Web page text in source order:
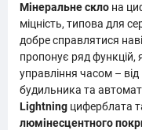
Мінеральне скло на
міцність, типова для
добре справлятися
пропонує ряд функцій,
управління часом –
будильника та
Lightning циферблата
люмінесцентного